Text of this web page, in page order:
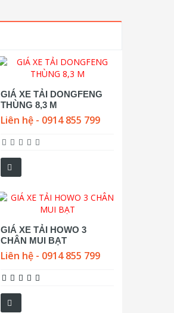
GIÁ XE TẢI DONGFENG
THÙNG 8,3 M
Liên hệ - 0914 855 799
GIÁ XE TẢI HOWO 3
CHÂN MUI BẠT
Liên hệ - 0914 855 799